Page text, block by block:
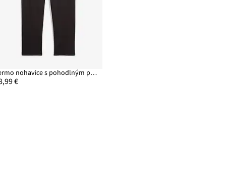
Termo nohavice s pohodlným pásom
€